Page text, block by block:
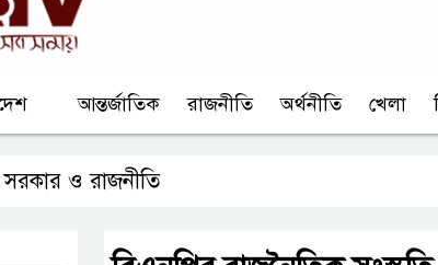
আন্তর্জাতিক রাজনীতি অর্থনীতি খেলা
সরকার ও রাজনীতি